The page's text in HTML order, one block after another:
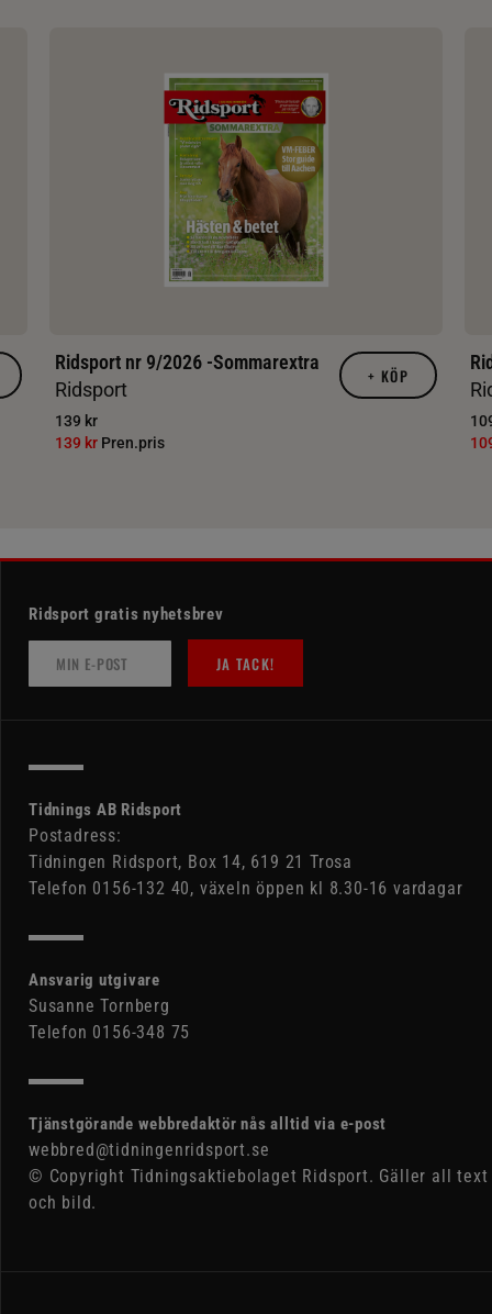
Ridsport nr 9/2026 -Sommarextra
Ridsport
139 kr
139 kr Pren.pris
+ KÖP
Ridsport gratis nyhetsbrev
JA TACK!
Tidnings AB Ridsport
Postadress:
Tidningen Ridsport, Box 14, 619 21 Trosa
Telefon 0156-132 40, växeln öppen kl 8.30-16 vardagar
Ansvarig utgivare
Susanne Tornberg
Telefon 0156-348 75
Tjänstgörande webbredaktör nås alltid via e-post
webbred@tidningenridsport.se
© Copyright Tidningsaktiebolaget Ridsport. Gäller all text
och bild.